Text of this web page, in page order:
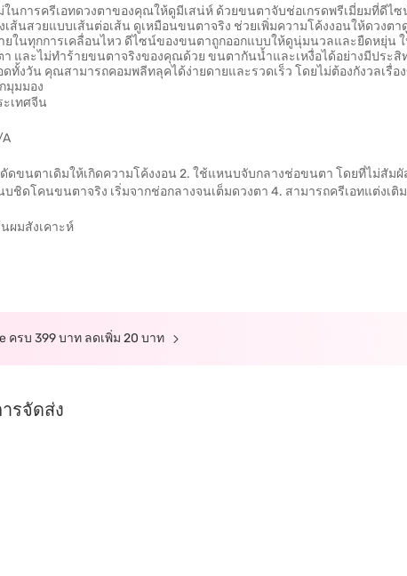
นการครีเอทดวงตาของคุณให้ดูมีเสน่ห์ ด้วยขนตาจับช่อเกรดพรีเมี่ยมที่ดีไ
เส้นสวยแบบเส้นต่อเส้น ดูเหมือนขนตาจริง ช่วยเพิ่มความโค้งงอนให้ดวงต
ยในทุกการเคลื่อนไหว ดีไซน์ของขนตาถูกออกแบบให้ดูนุ่มนวลและยืดหยุ่น
า และไม่ทำร้ายขนตาจริงของคุณด้วย ขนตากันน้ำและเหงื่อได้อย่างมีประ
งวัน คุณสามารถคอมพลีทลุคได้ง่ายดายและรวดเร็ว โดยไม่ต้องกังวลเรื่อ
มุมมอง
ะเทศจีน
ดัดขนตาเดิมให้เกิดความโค้งงอน 2. ใช้แหนบจับกลางช่อขนตา โดยที่ไม่สัม
บชิดโคนขนตาจริง เริ่มจากช่อกลางจนเต็มดวงตา 4. สามารถครีเอทแต่งเ
นผมสังเคาะห์
ครบ 399 บาท ลดเพิ่ม 20 บาท
รจัดส่ง